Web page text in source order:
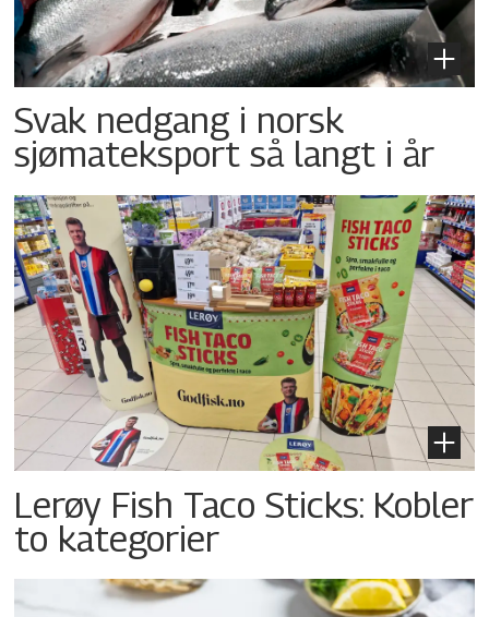
Svak nedgang i norsk
sjømateksport så langt i år
Lerøy Fish Taco Sticks: Kobler
to kategorier